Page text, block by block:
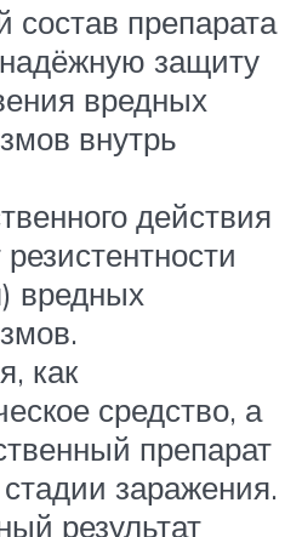
состав препарата
надёжную защиту
вредных
внутрь
действия
вредных
как
средство, а
препарат
заражения.
результат